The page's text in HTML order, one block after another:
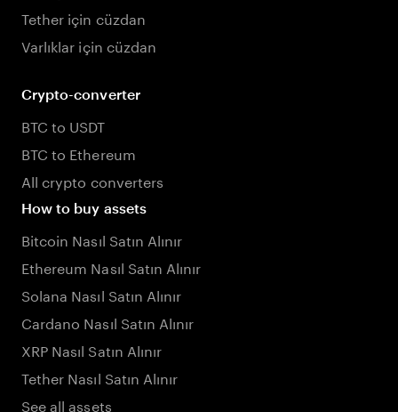
Tether için cüzdan
Varlıklar için cüzdan
Crypto-converter
BTC to USDT
BTC to Ethereum
All crypto converters
How to buy assets
Bitcoin Nasıl Satın Alınır
Ethereum Nasıl Satın Alınır
Solana Nasıl Satın Alınır
Cardano Nasıl Satın Alınır
XRP Nasıl Satın Alınır
Tether Nasıl Satın Alınır
See all assets